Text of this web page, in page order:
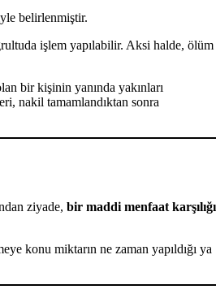
belirlenmiştir.
işlem yapılabilir. Aksi halde, ölüm
bir kişinin yanında yakınları
nakil tamamlandıktan sonra
ziyade, bir maddi menfaat karşılığı
konu miktarın ne zaman yapıldığı ya